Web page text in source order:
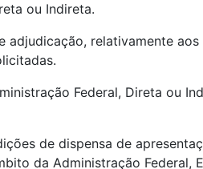
ou Indireta.
relativamente
Federal, Direta ou
de dispensa de
da Administração Federal,